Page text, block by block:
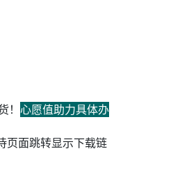
心愿值助力具体办
页面跳转显示下载链